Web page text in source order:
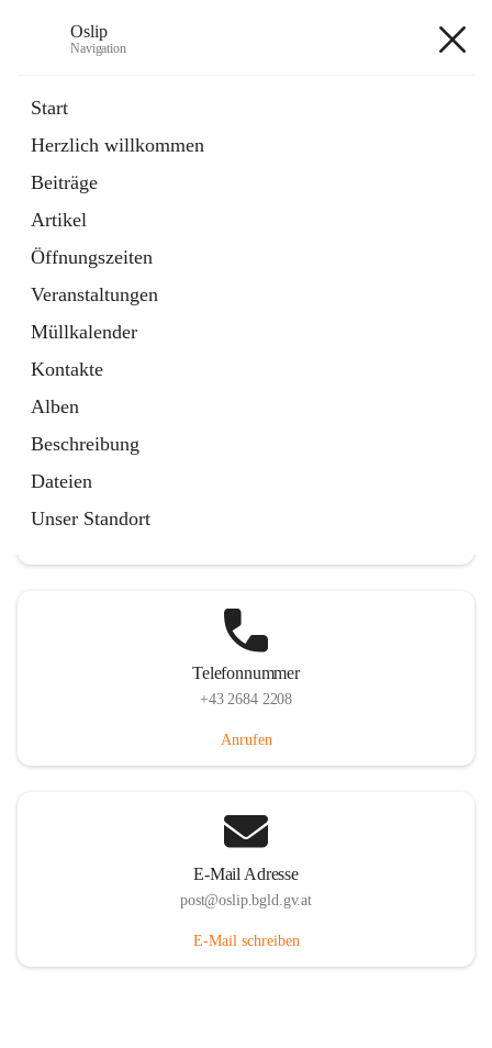
Oslip
Navigation
Start
Herzlich willkommen
Beiträge
Artikel
Öffnungszeiten
Veranstaltungen
Müllkalender
Kontakte
Alben
Beschreibung
Dateien
Unser Standort
Externe Webseite
in
Tab
Bundeskanzleramt Österreich
Externe Webseite
öffnet
in
neuem
Tab
Telefonnummer
+43 2684 2208
Anrufen
E-Mail Adresse
post@oslip.bgld.gv.at
E-Mail schreiben